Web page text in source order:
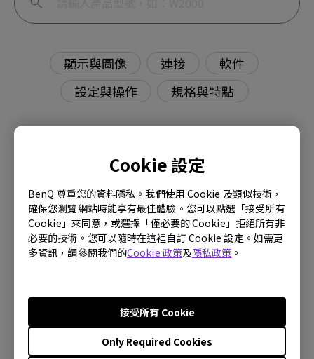
Cookie 設定
BenQ 尊重您的資料隱私。我們使用 Cookie 及類似技術，
確保您瀏覽網站時能享有最佳體驗。您可以點選「接受所有
Cookie」來同意，或選擇「僅必要的 Cookie」拒絕所有非
必要的技術。您可以隨時在這裡自訂 Cookie 設定。如需更
多資訊，請參閱我們的Cookie 政策及隱私政策 。
Only Required Cookies
接受所有 Cookie
顯示與圖像 連接
軟件
設定與操作
規格與特點
明基顯示器內建揚聲器無音訊輸出如何解決？
PMU（Palette Master Ultimate）和
PME（Palette Master Element）有什麼區別？
什麼是圖像殘留以及如何避免它？
為什麼我的顯示器有閃爍？